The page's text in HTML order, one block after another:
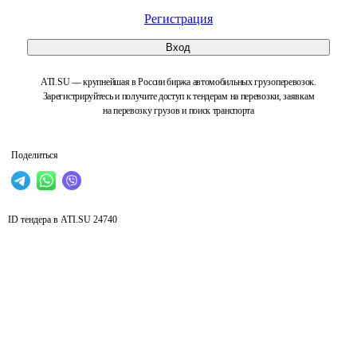
Регистрация
Вход
ATI.SU — крупнейшая в России биржа автомобильных грузоперевозок.
Зарегистрируйтесь и получите доступ к тендерам на перевозки, заявкам
на перевозку грузов и поиск транспорта
Поделиться
ID тендера в ATI.SU 24740